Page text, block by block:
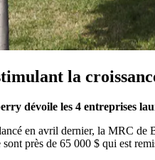
la
dévoile les 4 entreprises
en avril dernier, la MRC de
près de 65 000 $ qui est